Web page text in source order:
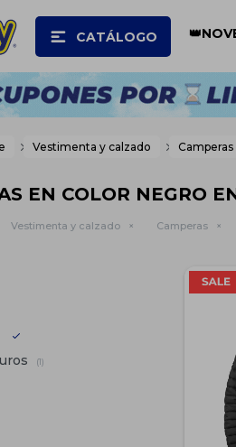
CATÁLOGO
Vestimenta y calzado Camperas
EN COLOR NEGRO
Vestimenta y calzado Camperas
(1)